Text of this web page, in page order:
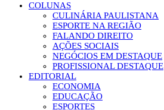
COLUNAS
CULINÁRIA PAULISTANA
ESPORTE NA REGIÃO
FALANDO DIREITO
AÇÕES SOCIAIS
NEGÓCIOS EM DESTAQUE
PROFISSIONAL DESTAQUE
EDITORIAL
ECONOMIA
EDUCAÇÃO
ESPORTES